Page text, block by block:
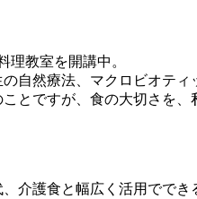
理教室を開講中。
自然療法、マクロビオティ
とですが、食の大切さを
介護食と幅広く活用でで